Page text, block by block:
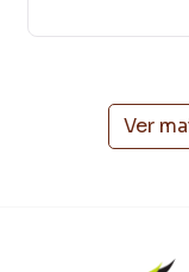
que mais combina
segurança e
consegue comprar
simplificar a
Ver